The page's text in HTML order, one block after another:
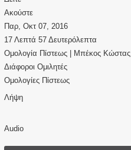
Ακούστε
Παρ, Οκτ 07, 2016
17 Λεπτά 57 Δευτερόλεπτα
Ομολογία Πίστεως | Μπέκος Κώστας
Διάφοροι Ομιλητές
Ομολογίες Πίστεως
Λήψη
Audio